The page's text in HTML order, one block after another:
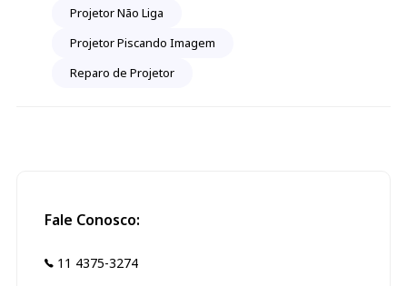
Projetor Não Liga
Projetor Piscando Imagem
Reparo de Projetor
Fale Conosco:
11 4375-3274